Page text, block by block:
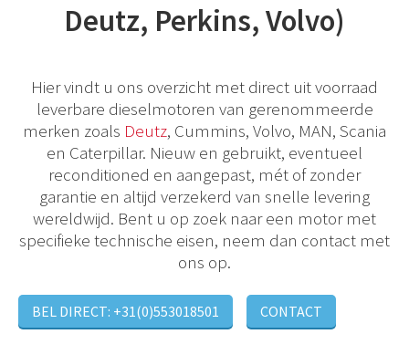
Deutz, Perkins, Volvo)
Hier vindt u ons overzicht met direct uit voorraad
leverbare dieselmotoren van gerenommeerde
merken zoals Deutz, Cummins, Volvo, MAN, Scania
en Caterpillar. Nieuw en gebruikt, eventueel
reconditioned en aangepast, mét of zonder
garantie en altijd verzekerd van snelle levering
wereldwijd. Bent u op zoek naar een motor met
specifieke technische eisen, neem dan contact met
ons op.
BEL DIRECT: +31(0)553018501 CONTACT